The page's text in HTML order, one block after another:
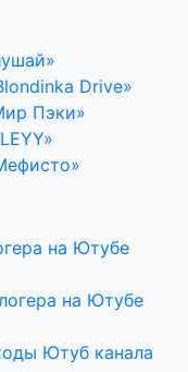
Drive»
Пэки»
на Ютубе
на Ютубе
Ютуб канала